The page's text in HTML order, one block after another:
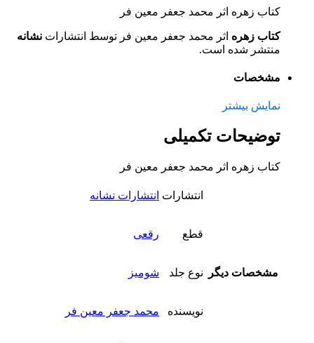
کتاب زهره اثر محمد جعفر معین فر
کتاب زهره اثر محمد جعفر معین فر توسط انتشارات نشانه
منتشر شده است.
مشخصات
نمایش بیشتر
توضیحات تکمیلی
کتاب زهره اثر محمد جعفر معین فر
مشخصات دیگر
انتشارات انتشارات نشانه
قطع رقعی
نوع جلد شومیز
نویسنده محمد جعفر معین فر